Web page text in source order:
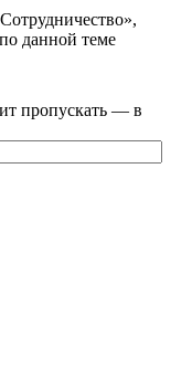
данной теме
пропускать — в